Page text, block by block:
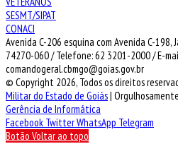
SESMT/SIPAT
CONACI
Avenida C-206 esquina com Avenida C-198,
74270-060 / Telefone: 62 3201-2000 / E-
comandogeral.cbmgo@goias.gov.br
© Copyright 2026, Todos os direitos
Militar do Estado de Goiás|
Gerência de Informática
Facebook TwitterWhatsApp Telegram
Botão Voltar ao topo